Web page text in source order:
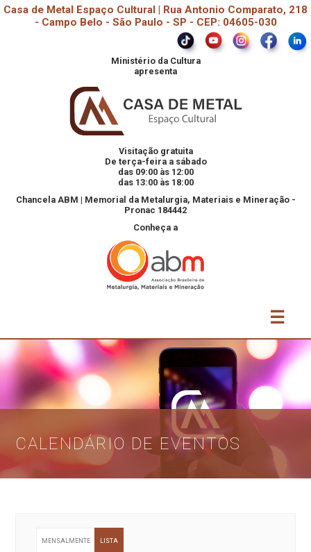
Casa de Metal Espaço Cultural | Rua Antonio Comparato, 218
- Campo Belo - São Paulo - SP - CEP: 04605-030
Ministério da Cultura
apresenta
Visitação gratuita
De terça-feira a sábado
das 09:00 às 12:00
das 13:00 às 18:00
Chancela ABM | Memorial da Metalurgia, Materiais e Mineração -
Pronac 184442
Conheça a
☰
CALENDÁRIO DE EVENTOS
MENSALMENTE LISTA